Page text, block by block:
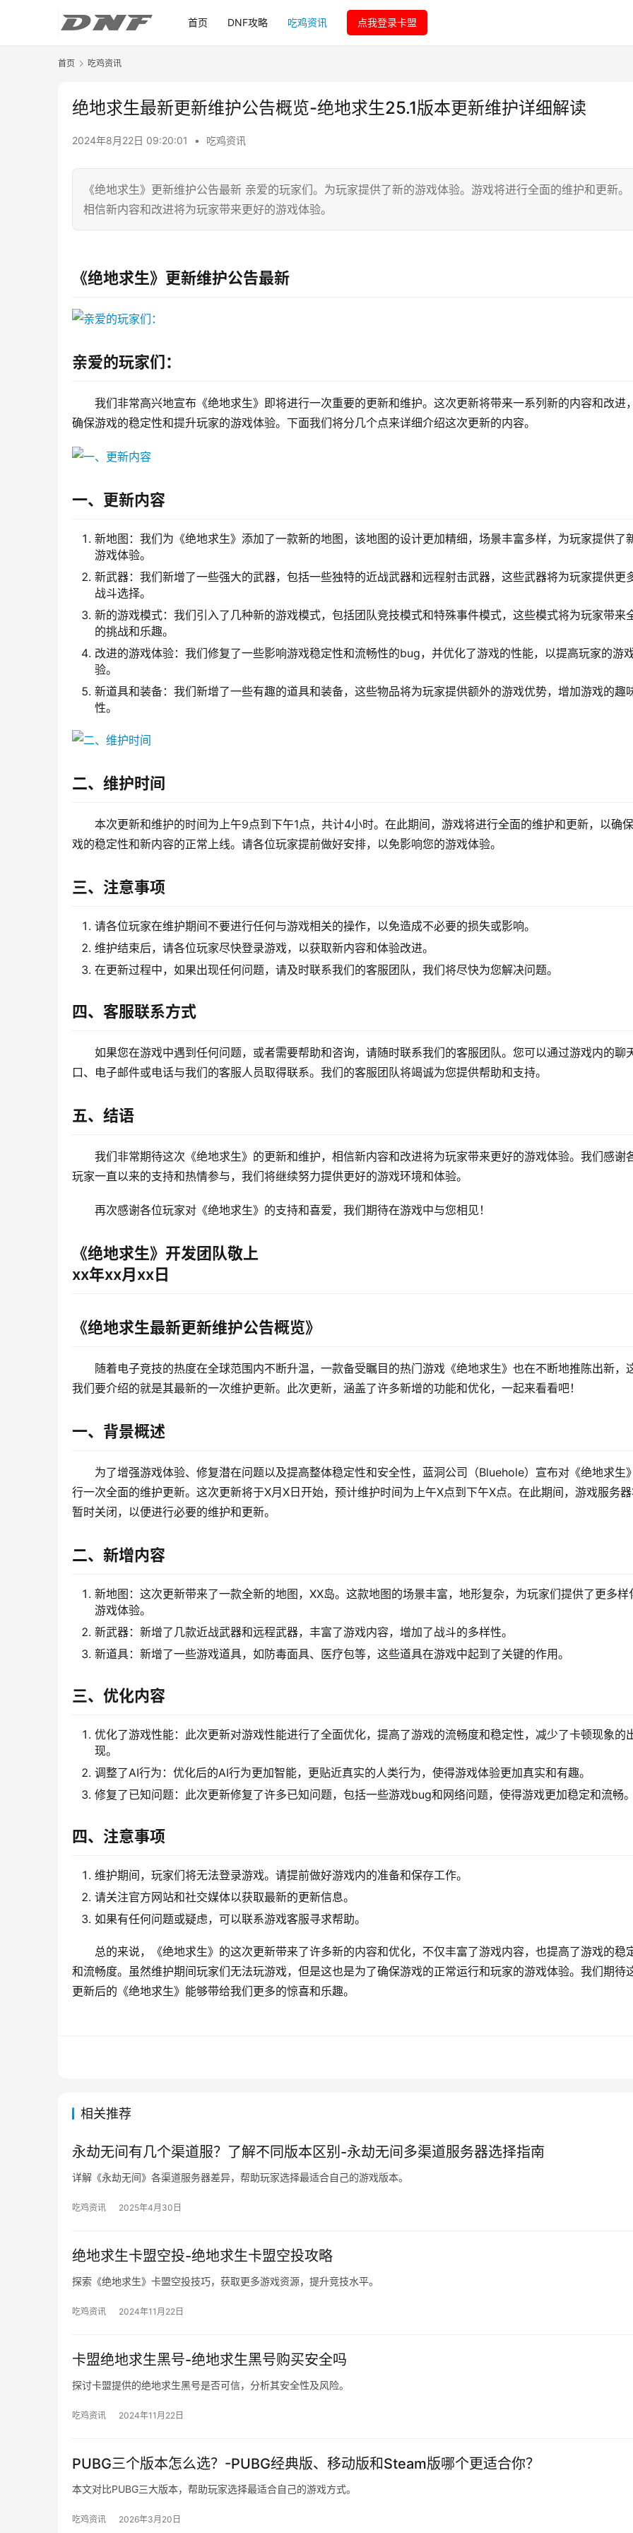
首页 DNF攻略 吃鸡资讯 点我登录卡盟
首页 吃鸡资讯
绝地求生最新更新维护公告概览-绝地求生25.1版本更新维护详细解读
2024年8月22日 09:20:01 • 吃鸡资讯
《绝地求生》更新维护公告最新 亲爱的玩家们。为玩家提供了新的游戏体验。游戏将进行全面的维护和更新。
相信新内容和改进将为玩家带来更好的游戏体验。
《绝地求生》更新维护公告最新
亲爱的玩家们：
我们非常高兴地宣布《绝地求生》即将进行一次重要的更新和维护。这次更新将带来一系列新的内容和改进
确保游戏的稳定性和提升玩家的游戏体验。下面我们将分几个点来详细介绍这次更新的内容。
一、更新内容
新地图：我们为《绝地求生》添加了一款新的地图，该地图的设计更加精细，场景丰富多样，为玩家提供了
游戏体验。
新武器：我们新增了一些强大的武器，包括一些独特的近战武器和远程射击武器，这些武器将为玩家提供更
战斗选择。
新的游戏模式：我们引入了几种新的游戏模式，包括团队竞技模式和特殊事件模式，这些模式将为玩家带来
的挑战和乐趣。
改进的游戏体验：我们修复了一些影响游戏稳定性和流畅性的bug，并优化了游戏的性能，以提高玩家的游
验。
新道具和装备：我们新增了一些有趣的道具和装备，这些物品将为玩家提供额外的游戏优势，增加游戏的趣
性。
二、维护时间
本次更新和维护的时间为上午9点到下午1点，共计4小时。在此期间，游戏将进行全面的维护和更新，以确
戏的稳定性和新内容的正常上线。请各位玩家提前做好安排，以免影响您的游戏体验。
三、注意事项
请各位玩家在维护期间不要进行任何与游戏相关的操作，以免造成不必要的损失或影响。
维护结束后，请各位玩家尽快登录游戏，以获取新内容和体验改进。
在更新过程中，如果出现任何问题，请及时联系我们的客服团队，我们将尽快为您解决问题。
四、客服联系方式
如果您在游戏中遇到任何问题，或者需要帮助和咨询，请随时联系我们的客服团队。您可以通过游戏内的聊
口、电子邮件或电话与我们的客服人员取得联系。我们的客服团队将竭诚为您提供帮助和支持。
五、结语
我们非常期待这次《绝地求生》的更新和维护，相信新内容和改进将为玩家带来更好的游戏体验。我们感谢
玩家一直以来的支持和热情参与，我们将继续努力提供更好的游戏环境和体验。
再次感谢各位玩家对《绝地求生》的支持和喜爱，我们期待在游戏中与您相见！
《绝地求生》开发团队敬上
xx年xx月xx日
《绝地求生最新更新维护公告概览》
随着电子竞技的热度在全球范围内不断升温，一款备受瞩目的热门游戏《绝地求生》也在不断地推陈出新，
我们要介绍的就是其最新的一次维护更新。此次更新，涵盖了许多新增的功能和优化，一起来看看吧！
一、背景概述
为了增强游戏体验、修复潜在问题以及提高整体稳定性和安全性，蓝洞公司（Bluehole）宣布对《绝地求生
行一次全面的维护更新。这次更新将于X月X日开始，预计维护时间为上午X点到下午X点。在此期间，游戏服务
暂时关闭，以便进行必要的维护和更新。
二、新增内容
新地图：这次更新带来了一款全新的地图，XX岛。这款地图的场景丰富，地形复杂，为玩家们提供了更多样
游戏体验。
新武器：新增了几款近战武器和远程武器，丰富了游戏内容，增加了战斗的多样性。
新道具：新增了一些游戏道具，如防毒面具、医疗包等，这些道具在游戏中起到了关键的作用。
三、优化内容
优化了游戏性能：此次更新对游戏性能进行了全面优化，提高了游戏的流畅度和稳定性，减少了卡顿现象的
现。
调整了AI行为：优化后的AI行为更加智能，更贴近真实的人类行为，使得游戏体验更加真实和有趣。
修复了已知问题：此次更新修复了许多已知问题，包括一些游戏bug和网络问题，使得游戏更加稳定和流畅。
四、注意事项
维护期间，玩家们将无法登录游戏。请提前做好游戏内的准备和保存工作。
请关注官方网站和社交媒体以获取最新的更新信息。
如果有任何问题或疑虑，可以联系游戏客服寻求帮助。
总的来说，《绝地求生》的这次更新带来了许多新的内容和优化，不仅丰富了游戏内容，也提高了游戏的稳
和流畅度。虽然维护期间玩家们无法玩游戏，但是这也是为了确保游戏的正常运行和玩家的游戏体验。我们期待
更新后的《绝地求生》能够带给我们更多的惊喜和乐趣。
相关推荐
永劫无间有几个渠道服？了解不同版本区别-永劫无间多渠道服务器选择指南
详解《永劫无间》各渠道服务器差异，帮助玩家选择最适合自己的游戏版本。
吃鸡资讯 2025年4月30日
绝地求生卡盟空投-绝地求生卡盟空投攻略
探索《绝地求生》卡盟空投技巧，获取更多游戏资源，提升竞技水平。
吃鸡资讯 2024年11月22日
卡盟绝地求生黑号-绝地求生黑号购买安全吗
探讨卡盟提供的绝地求生黑号是否可信，分析其安全性及风险。
吃鸡资讯 2024年11月22日
PUBG三个版本怎么选？-PUBG经典版、移动版和Steam版哪个更适合你？
本文对比PUBG三大版本，帮助玩家选择最适合自己的游戏方式。
吃鸡资讯 2026年3月20日